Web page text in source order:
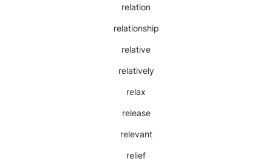
relation
relationship
relative
relatively
relax
release
relevant
relief